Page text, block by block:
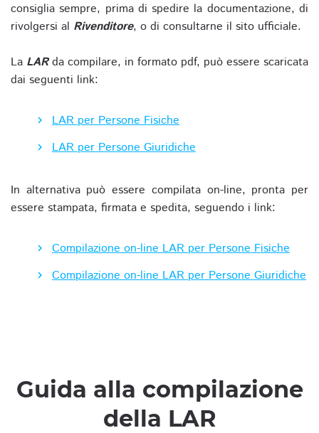
consiglia sempre, prima di spedire la documentazione, di
rivolgersi al Rivenditore, o di consultarne il sito ufficiale.
La LARda compilare, in formato pdf, può essere scaricata
dai seguenti link:
LAR per Persone Fisiche
LAR per Persone Giuridiche
In alternativa può essere compilata on-line, pronta per
essere stampata, firmata e spedita, seguendo i link:
Compilazione on-line LAR per Persone Fisiche
Compilazione on-line LAR per Persone Giuridiche
Guida alla compilazione
della LAR